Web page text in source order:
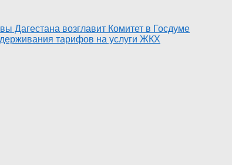
Дагестана возглавит Комитет в Госдуме
тарифов на услуги ЖКХ